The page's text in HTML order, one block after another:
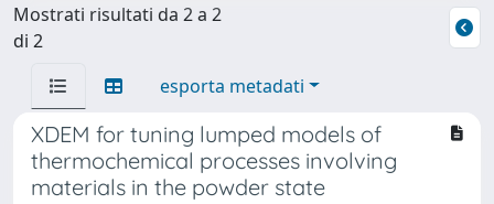
Mostrati risultati da 2 a 2
di 2
esporta metadati
XDEM for tuning lumped models of
thermochemical processes involving
materials in the powder state